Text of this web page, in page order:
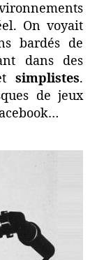
On voyait
bardés de
dans des
simplistes.
de jeux